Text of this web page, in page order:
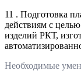
11 . Подготовка
действиям с
изделий РКТ,
Необходимые